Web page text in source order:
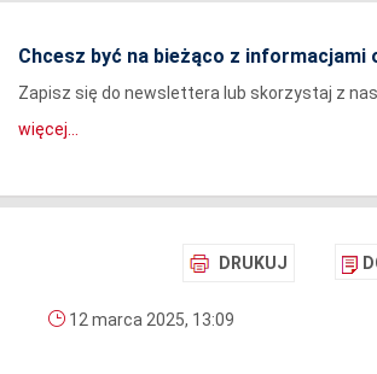
Chcesz być na bieżąco z informacjami
Zapisz się do newslettera lub skorzystaj z
więcej...
DRUKUJ
12 marca 2025, 13:09